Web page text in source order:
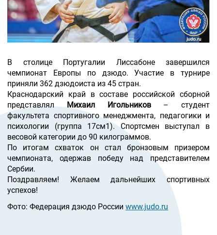
В столице Португалии Лиссабоне завершился
чемпионат Европы по дзюдо. Участие в турнире
приняли 362 дзюдоиста из 45 стран.
Краснодарский край в составе российской сборной
представлял Михаил Игольников– студент
факультета спортивного менеджмента, педагогики и
психологии (группа 17см1). Спортсмен выступал в
весовой категории до 90 килограммов.
По итогам схваток он стал бронзовым призером
чемпионата, одержав победу над представителем
Сербии.
Поздравляем! Желаем дальнейших спортивных
успехов!
Фото: Федерация дзюдо России www.judo.ru